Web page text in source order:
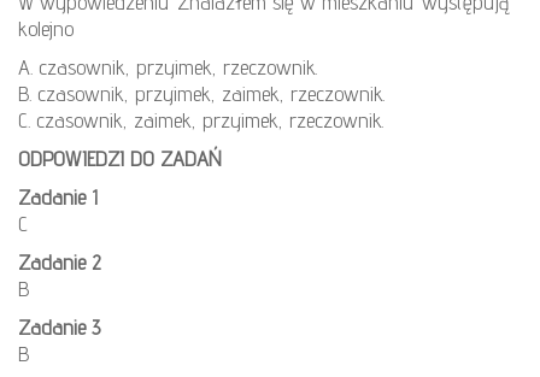
kolejno
A. czasownik, przyimek, rzeczownik.
B. czasownik, przyimek, zaimek, rzeczownik.
C. czasownik, zaimek, przyimek, rzeczownik.
ODPOWIEDZI DO ZADAŃ
Zadanie 1
C
Zadanie 2
B
Zadanie 3
B